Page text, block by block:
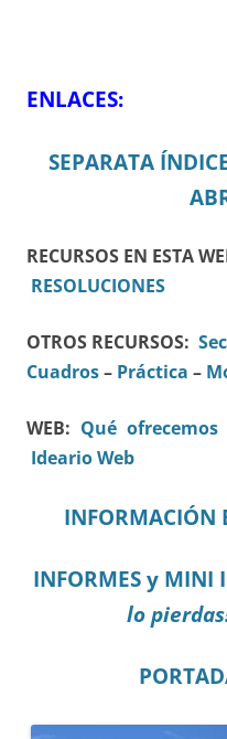
ENLACES:
SEPARATA
RECURSOS EN ESTA
RESOLUCIONES
OTROS RECURSOS:
Cuadros– Práctica –
WEB: Qué ofrecemos
Ideario Web
INFORMACIÓN
INFORMES y MINI
lo